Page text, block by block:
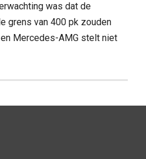
was dat de
grens van 400 pk zouden
Mercedes-AMG stelt niet